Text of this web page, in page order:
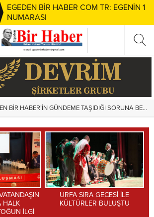
EGEDEN BİR HABER COM TR: EGENİN 1
NUMARASI
HABER’İN GÜNDEME TAŞIDIĞI SORUNA BELEDİYEDEN HIZLI MÜDAHALE
HALK
İLGİ
URFA SIRA GECESİ İLE
KÜLTÜRLER BULUŞTU